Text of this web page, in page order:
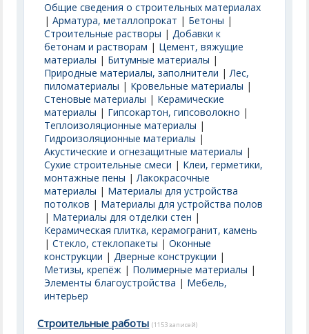
Общие сведения о строительных материалах
|Арматура, металлопрокат | Бетоны |
Строительные растворы |Добавки к
бетонам и растворам | Цемент, вяжущие
материалы | Битумные материалы |
Природные материалы, заполнители |Лес,
пиломатериалы | Кровельные материалы |
Стеновые материалы | Керамические
материалы | Гипсокартон, гипсоволокно |
Теплоизоляционные материалы |
Гидроизоляционные материалы |
Акустические и огнезащитные материалы |
Сухие строительные смеси | Клеи, герметики,
монтажные пены |Лакокрасочные
материалы | Материалы для устройства
потолков | Материалы для устройства полов
| Материалы для отделки стен |
Керамическая плитка, керамогранит, камень
|Стекло, стеклопакеты |Оконные
конструкции |Дверные конструкции |
Метизы, крепёж | Полимерные материалы |
Элементы благоустройства | Мебель,
интерьер
Строительные работы (1153 записей)